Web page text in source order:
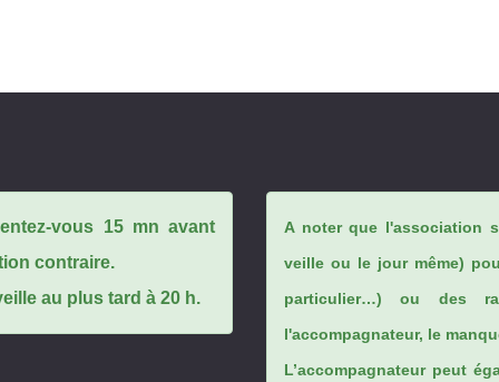
vous 15 mn avant
contraire.
au plus tard à 20 h.
A noter que l'association
veille ou le jour même)
particulier…) ou des
l'accompagnateur, le
L’accompagnateur peut